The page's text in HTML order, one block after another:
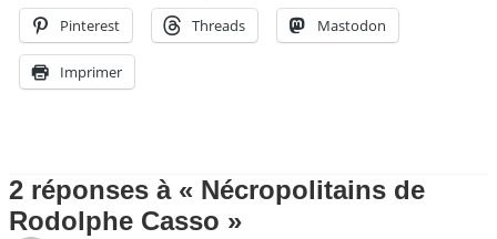
Pinterest Threads Mastodon
Imprimer
2 réponses à « Nécropolitains de
Rodolphe Casso »